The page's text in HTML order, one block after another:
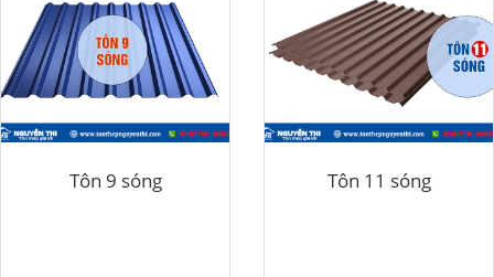
Tôn 9 sóng Tôn 11 sóng